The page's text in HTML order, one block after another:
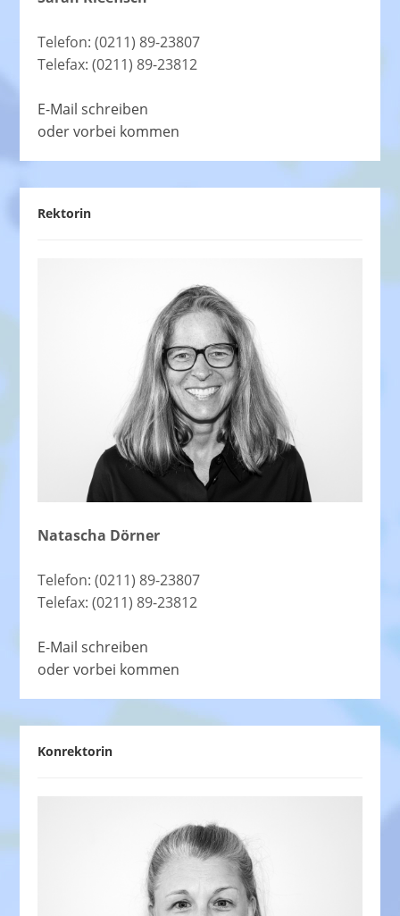
Telefon: (0211) 89-23807
Telefax: (0211) 89-23812
E-Mail schreiben
oder vorbei kommen
Rektorin
Natascha Dörner
Telefon: (0211) 89-23807
Telefax: (0211) 89-23812
E-Mail schreiben
oder vorbei kommen
Konrektorin